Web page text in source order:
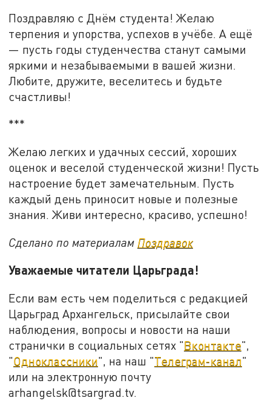
Поздравляю с Днём студента! Желаю
терпения и упорства, успехов в учёбе. А ещё
— пусть годы студенчества станут самыми
яркими и незабываемыми в вашей жизни.
Любите, дружите, веселитесь и будьте
счастливы!
***
Желаю легких и удачных сессий, хороших
оценок и веселой студенческой жизни! Пусть
настроение будет замечательным. Пусть
каждый день приносит новые и полезные
знания. Живи интересно, красиво, успешно!
Сделано по материалам Поздравок
Уважаемые читатели Царьграда!
Если вам есть чем поделиться с редакцией
Царьград Архангельск, присылайте свои
наблюдения, вопросы и новости на наши
странички в социальных сетях "Вконтакте",
"Одноклассники", на наш "Телеграм-канал"
или на электронную почту
arhangelsk@tsargrad.tv.